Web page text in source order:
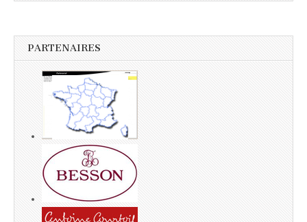
PARTENAIRES